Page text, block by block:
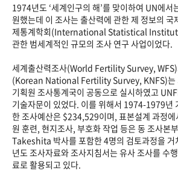
1974년도 ‘세계인구의 해’를 맞이하여 UN에서
원했는데 이 조사는 출산력에 관한 제 정보의 국
제통계학회(International Statistical
관한 범세계적인 규모의 조사 연구 사업이었다.
세계출산력조사(World Fertility Survey,
(Korean National Fertility Survey, KNFS)는
기획원 조사통계국이 공동으로 실시하였고
기술자문이 있었다. 이를 위해서 1974-1979년
한 조사예산은 $234,529이며, 표본설계 과정에
원 훈련, 현지조사, 부호화 작업 등은 동 조사본
Takeshita 박사를 포함한 4명의 검토과정을
년도 조사자료와 조사지침서는 유사 조사를 수
료로 활용되고 있다.